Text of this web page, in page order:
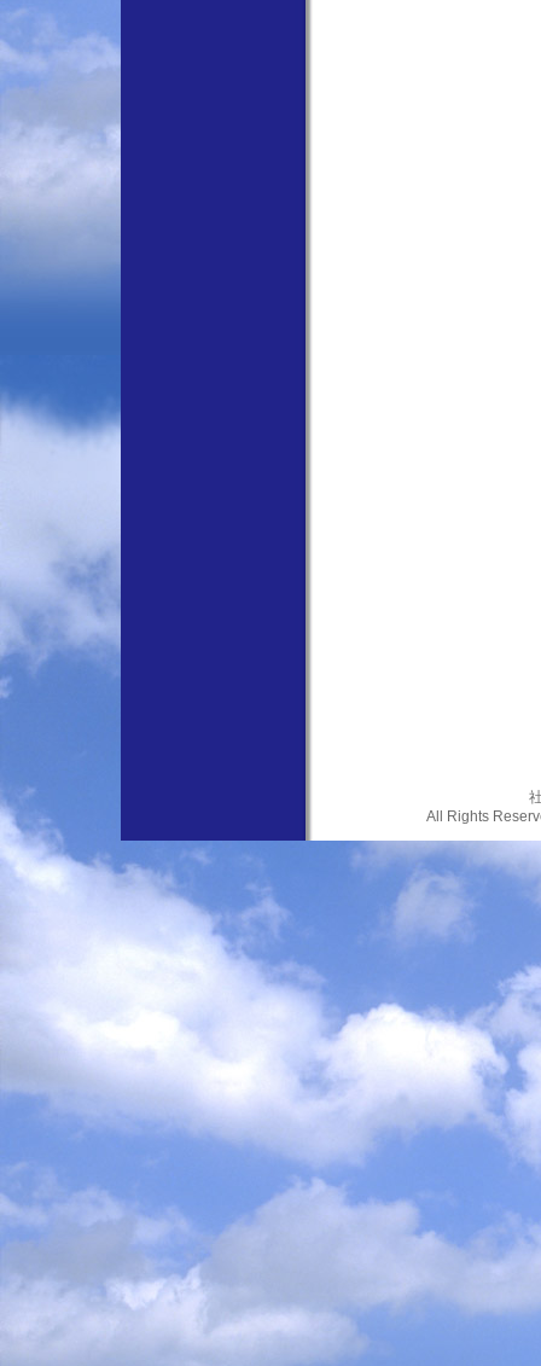
All Rights